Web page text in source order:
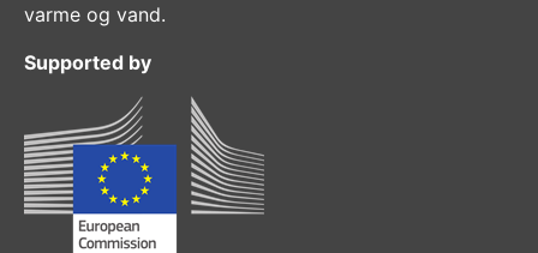
varme og vand.
Supported by